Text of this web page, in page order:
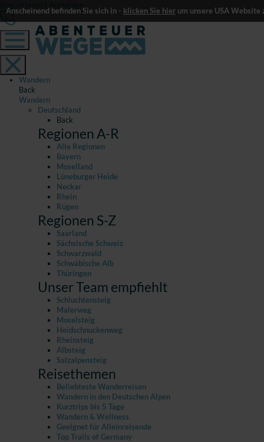
Anscheinend befinden Sie sich in - klicken Sie hier um unsere USA Website
Wandern
Back
Wandern
Deutschland
Back
Regionen A-R
Alle Regionen
Bayern
Moselland
Lüneburger Heide
Neckar
Rhein
Rügen
Regionen S-Z
Saarland
Sächsische Schweiz
Schwarzwald
Schwäbische Alb
Thüringen
Unser Team empfiehlt
Schluchtensteig
Malerweg
Moselsteig
Heidschnuckenweg
Rheinsteig
Albsteig
Salzalpensteig
Reisethemen
Beliebteste Wanderreisen
Wandern in den Deutschen Alpen
Kurztrips bis 5 Tage
Wandern & Wellness
Geeignet für Alleinreisende
Top Trails of Germany